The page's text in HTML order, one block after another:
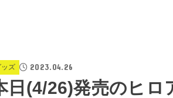
ッズ 2023.04.26
日(4/26)発売のヒ